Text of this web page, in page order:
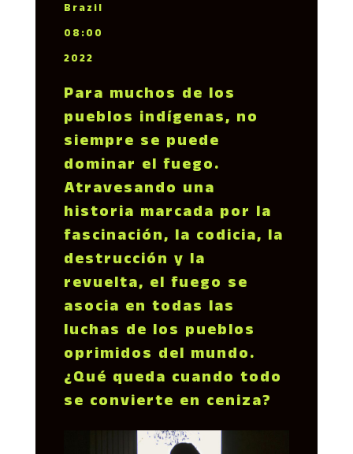
Brazil
08:00
2022
Para muchos de los
pueblos indígenas, no
siempre se puede
dominar el fuego.
Atravesando una
historia marcada por la
fascinación, la codicia, la
destrucción y la
revuelta, el fuego se
asocia en todas las
luchas de los pueblos
oprimidos del mundo.
¿Qué queda cuando todo
se convierte en ceniza?